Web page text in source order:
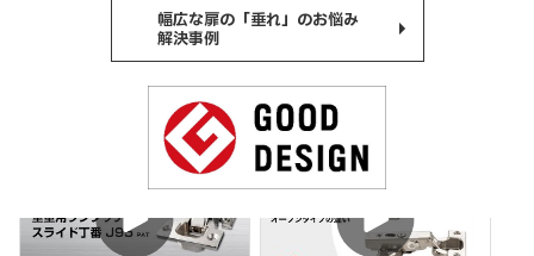
幅広な扉の「垂れ」のお悩み
解決事例
特長